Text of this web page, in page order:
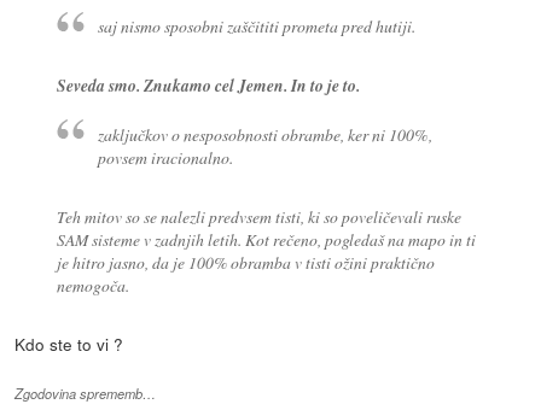
saj nismo sposobni zaščititi prometa pred hutiji.
Seveda smo. Znukamo cel Jemen. In to je to.
zaključkov o nesposobnosti obrambe, ker ni 100%,
povsem iracionalno.
Teh mitov so se nalezli predvsem tisti, ki so poveličevali ruske
SAM sisteme v zadnjih letih. Kot rečeno, pogledaš na mapo in ti
je hitro jasno, da je 100% obramba v tisti ožini praktično
nemogoča.
Kdo ste to vi ?
Zgodovina sprememb…